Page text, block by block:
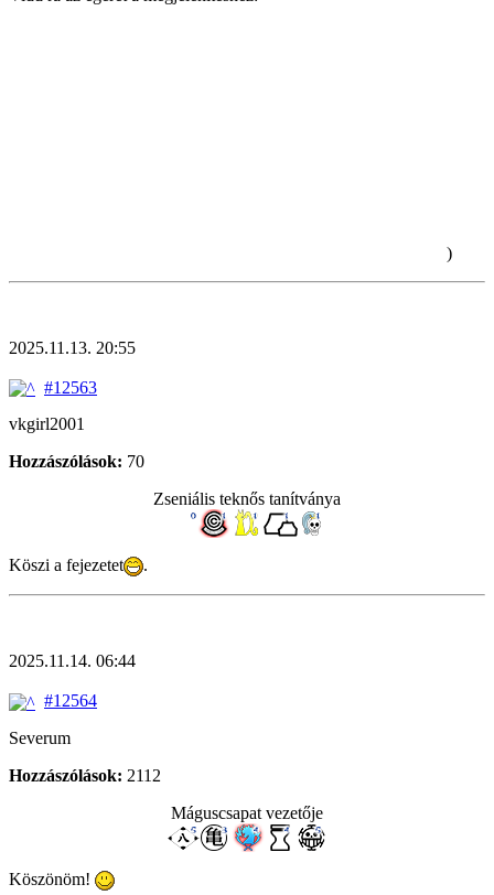
)
2025.11.13. 20:55
#12563
vkgirl2001
Hozzászólások: 70
Zseniális teknős tanítványa
Köszi a fejezetet .
2025.11.14. 06:44
#12564
Severum
Hozzászólások: 2112
Máguscsapat vezetője
Köszönöm!